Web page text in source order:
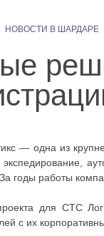
НОВОСТИ В ШАРДАРЕ
— одна из
экспедирование,
годы работы
для СТС
с их